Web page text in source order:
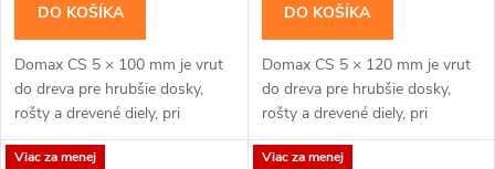
DO KOŠÍKA
Domax CS 5 × 100 mm je vrut
do dreva pre hrubšie dosky,
rošty a drevené diely, pri
ktorých má zápustná hlava
neprekážať ďalšej vrstve.
DO KOŠÍKA
Domax CS 5 × 120 mm je vrut
do dreva pre hrubšie dosky,
rošty a drevené diely, pri
ktorých má zápustná hlava
neprekážať ďalšej vrstve.
Viac za menej Viac za menej